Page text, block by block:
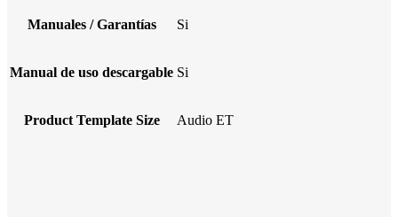
Manuales / Garantías Si
Manual de uso descargable Si
Product Template Size Audio ET